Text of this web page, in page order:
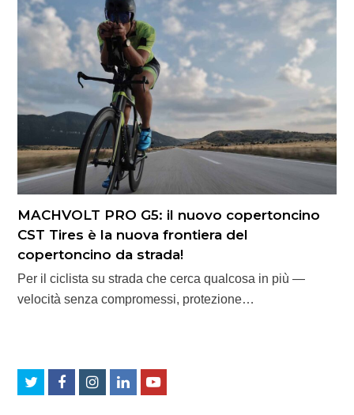
MACHVOLT PRO G5: il nuovo copertoncino
CST Tires è la nuova frontiera del
copertoncino da strada!
Per il ciclista su strada che cerca qualcosa in più —
velocità senza compromessi, protezione…
TwitterFacebookInstagram
LinkedInYoutube